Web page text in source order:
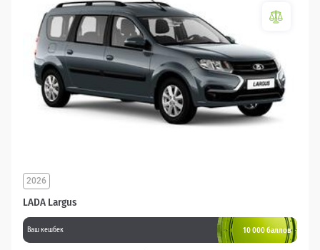
LADA Largus
2026
Ваш кешбек 10 000 баллов